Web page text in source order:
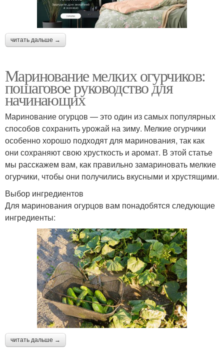
читать дальше →
Маринование мелких огурчиков:
пошаговое руководство для
начинающих
Маринование огурцов — это один из самых популярных
способов сохранить урожай на зиму. Мелкие огурчики
особенно хорошо подходят для маринования, так как
они сохраняют свою хрусткость и аромат. В этой статье
мы расскажем вам, как правильно замариновать мелкие
огурчики, чтобы они получились вкусными и хрустящими.
Выбор ингредиентов
Для маринования огурцов вам понадобятся следующие
ингредиенты:
читать дальше →